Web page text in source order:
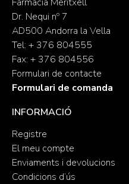
Dr. Nequi nº 7
AD500 Andorra la Vella
Tel: + 376 804555
Fax: + 376 804556
Formulari de contacte
Formulari de comanda
INFORMACIÓ
Registre
El meu compte
Enviaments i devolucions
Condicions d’ús